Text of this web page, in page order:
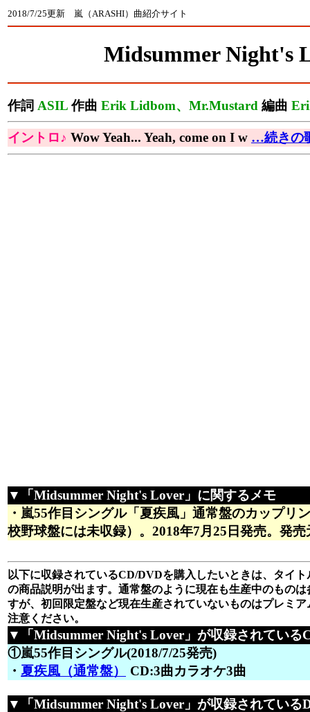
2018/7/25更新 嵐（ARASHI）曲紹介サイト
Midsummer Night's
作詞 ASIL 作曲 Erik Lidbom、Mr.Mustard 編曲
イントロ♪ Wow Yeah... Yeah, come on I w …続きの
▼「Midsummer Night's Lover」に関するメモ
・嵐55作目シングル「夏疾風」通常盤のカップリ
校野球盤には未収録）。2018年7月25日発売。発
以下に収録されているCD/DVDを購入したいときは、タイ
の商品説明が出ます。通常盤のように現在も生産中のもの
すが、初回限定盤など現在生産されていないものはプレミ
注意ください。
▼「Midsummer Night's Lover」が収録されている
①嵐55作目シングル(2018/7/25発売)
・ 夏疾風（通常盤） CD:3曲カラオケ3曲
▼「Midsummer Night's Lover」が収録されている